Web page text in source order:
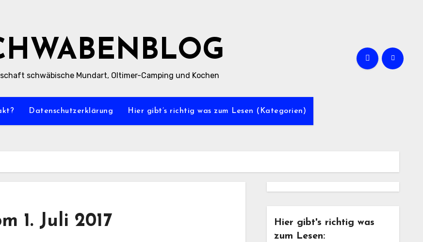
schwäbische Mundart, Oltimer-Camping und Kochen
Datenschutzerklärung Hier gibt’s richtig was zum Lesen (Kategorien)
1. Juli 2017
Hier gibt's richtig was
zum Lesen: